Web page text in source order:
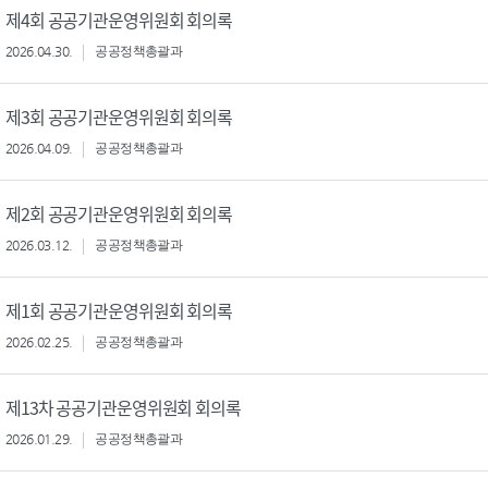
제4회 공공기관운영위원회 회의록
2026.04.30. 공공정책총괄과
제3회 공공기관운영위원회 회의록
2026.04.09. 공공정책총괄과
제2회 공공기관운영위원회 회의록
2026.03.12. 공공정책총괄과
제1회 공공기관운영위원회 회의록
2026.02.25. 공공정책총괄과
제13차 공공기관운영위원회 회의록
2026.01.29. 공공정책총괄과